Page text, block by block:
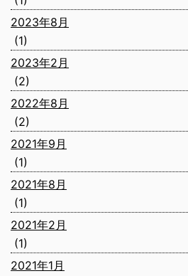
2023年8月
(1)
2023年2月
(2)
2022年8月
(2)
2021年9月
(1)
2021年8月
(1)
2021年2月
(1)
2021年1月